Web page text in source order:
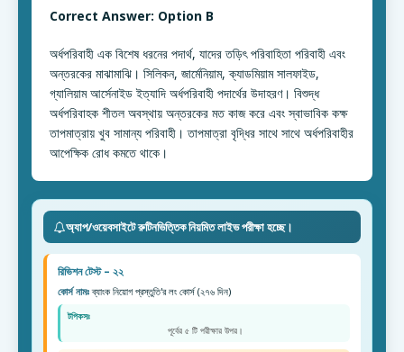
Correct Answer: Option B
অর্ধপরিবাহী এক বিশেষ ধরনের পদার্থ, যাদের তড়িৎ পরিবাহিতা পরিবাহী এবং
অন্তরকের মাঝামাঝি। সিলিকন, জার্মেনিয়াম, ক্যাডমিয়াম সালফাইড,
গ্যালিয়াম আর্সেনাইড ইত্যাদি অর্ধপরিবাহী পদার্থের উদাহরণ। বিশুদ্ধ
অর্ধপরিবাহক শীতল অবস্থায় অন্তরকের মত কাজ করে এবং স্বাভাবিক কক্ষ
তাপমাত্রায় খুব সামান্য পরিবাহী। তাপমাত্রা বৃদ্ধির সাথে সাথে অর্ধপরিবাহীর
আপেক্ষিক রোধ কমতে থাকে।
অ্যাপ/ওয়েবসাইটে রুটিনভিত্তিক নিয়মিত লাইভ পরীক্ষা হচ্ছে।
রিভিশন টেস্ট – ২২
কোর্স নামঃব্যাংক নিয়োগ প্রস্তুতি'র লং কোর্স (২৭৬ দিন)
টপিকসঃ
পূর্বের ৫ টি পরীক্ষার উপর।